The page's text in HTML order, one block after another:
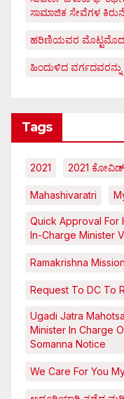
ಸಾಮಾಜಿಕ ಸೇವೆಗಳ
ಹರಿಣಿಯವರ
ಹಿಂದುಳಿದ
Tags
2021 2021 ಕೋವಿಡ್‌
Mahashivaratri
Quick Approval For
In-Charge Minister
Ramakrishna Mission
Request To DC To
Ugadi Jatra
Minister In Charge
Somanna Notice
We Care For You